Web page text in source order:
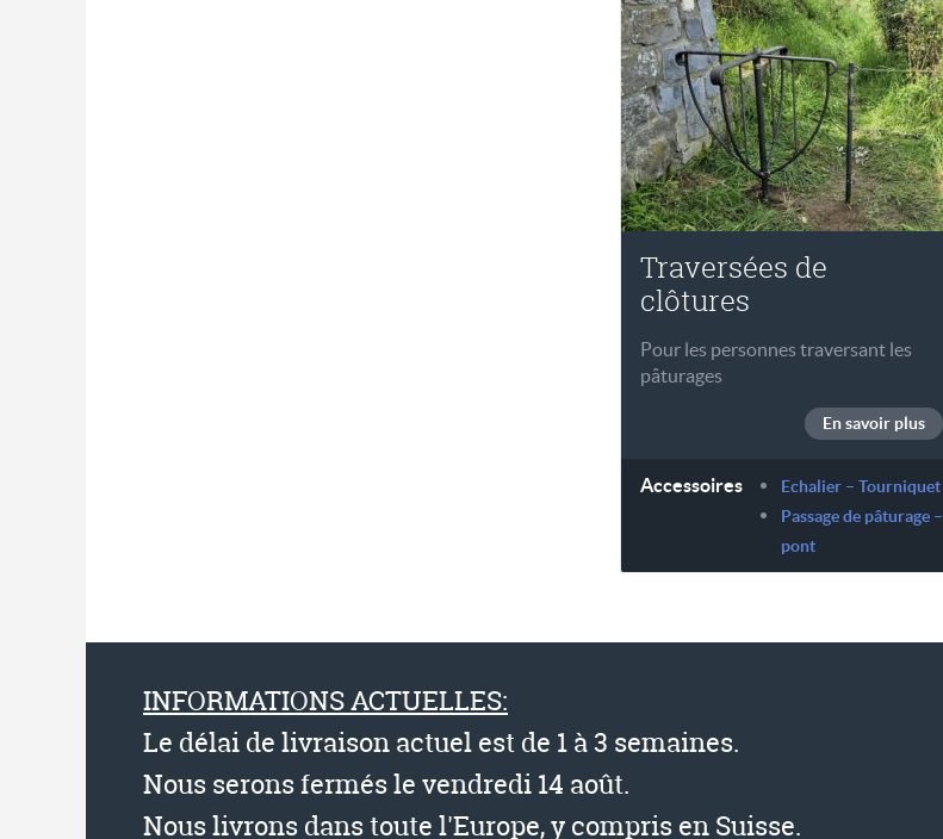
Traversées de
clôtures
Pour les personnes traversant les
pâturages
En savoir plus
Accessoires
Echalier – Tourniquet
Passage de pâturage –
pont
INFORMATIONS ACTUELLES:
Le délai de livraison actuel est de 1 à 3 semaines.
Nous serons fermés le vendredi 14 août.
Nous livrons dans toute l'Europe, y compris en Suisse.